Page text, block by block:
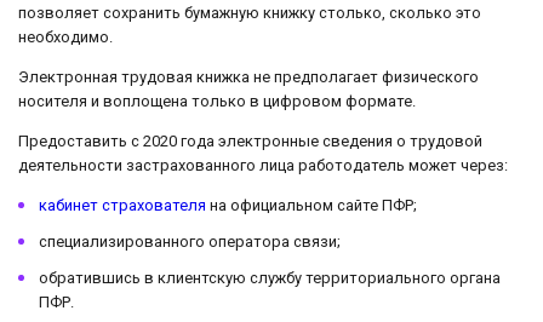
позволяет сохранить бумажную книжку столько, сколько это
необходимо.
Электронная трудовая книжка не предполагает физического
носителя и воплощена только в цифровом формате.
Предоставить с 2020 года электронные сведения о трудовой
деятельности застрахованного лица работодатель может через:
кабинет страхователя на официальном сайте ПФР;
специализированного оператора связи;
обратившись в клиентскую службу территориального органа
ПФР.